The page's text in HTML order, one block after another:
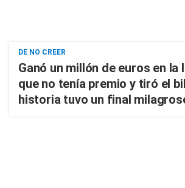
DE NO CREER
Ganó un millón de euros en la
que no tenía premio y tiró el
historia tuvo un final